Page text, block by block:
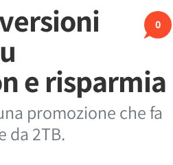
0
e risparmia
promozione che fa
da 2TB.